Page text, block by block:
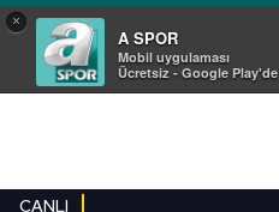
×
A SPOR
Mobil uygulaması
Ücretsiz - Google Play'de
CANLI